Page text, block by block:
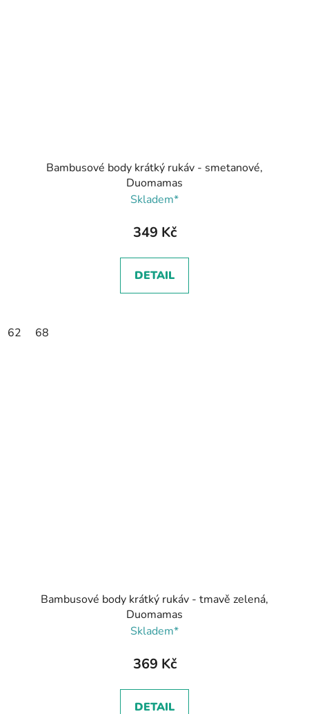
Bambusové body krátký rukáv - smetanové,
Duomamas
Skladem*
349 Kč
DETAIL
62 68
Bambusové body krátký rukáv - tmavě zelená,
Duomamas
Skladem*
369 Kč
DETAIL